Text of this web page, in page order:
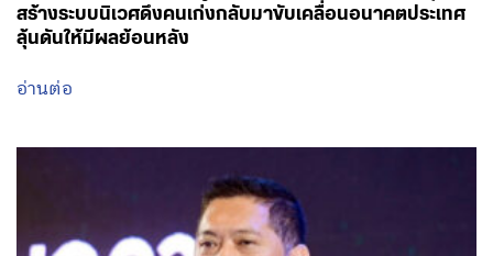
สร้างระบบนิเวศดึงคนเก่งกลับมาขับเคลื่อนอนาคตประเทศ
ลุ้นดันให้มีผลย้อนหลัง
อ่านต่อ